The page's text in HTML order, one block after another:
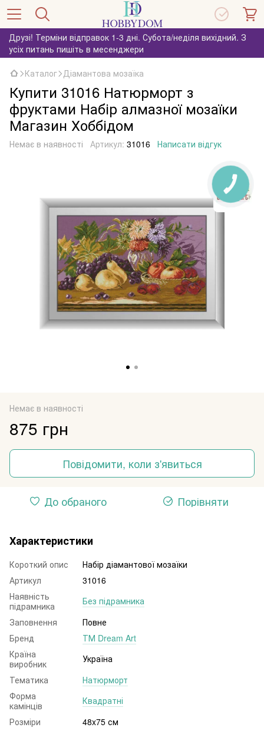
Друзі! Терміни відправок 1-3 дні. Субота/неділя вихідний. З
усіх питань пишіть в месенджери
Каталог Діамантова мозаїка
Купити 31016 Натюрморт з
фруктами Набір алмазної мозаїки
Магазин Хоббідом
Немає в наявності Артикул: 31016 Написати відгук
Немає в наявності
875 грн
Повідомити, коли з'явиться
До обраного Порівняти
Характеристики
Короткий опис
Набір діамантової мозаїки
Артикул
31016
Наявність
підрамника
Без підрамника
Заповнення
Повне
Бренд
ТМ Dream Art
Країна
виробник
Україна
Тематика
Натюрморт
Форма
камінців
Квадратні
Розміри
48x75 см
КНОПКА
ЗВ'ЯЗКУ